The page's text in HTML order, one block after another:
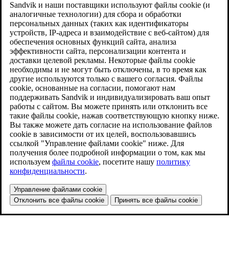
Sandvik и наши поставщики используют файлы cookie (и
аналогичные технологии) для сбора и обработки
персональных данных (таких как идентификаторы
устройств, IP-адреса и взаимодействие с веб-сайтом) для
обеспечения основных функций сайта, анализа
эффективности сайта, персонализации контента и
доставки целевой рекламы. Некоторые файлы cookie
необходимы и не могут быть отключены, в то время как
другие используются только с вашего согласия. Файлы
cookie, основанные на согласии, помогают нам
поддерживать Sandvik и индивидуализировать ваш опыт
работы с сайтом. Вы можете принять или отклонить все
такие файлы cookie, нажав соответствующую кнопку ниже.
Вы также можете дать согласие на использование файлов
cookie в зависимости от их целей, воспользовавшись
ссылкой "Управление файлами cookie" ниже. Для
получения более подробной информации о том, как мы
используем файлы cookie, посетите нашу политику
конфиденциальности.
Управление файлами cookie
Отклонить все файлы cookie
Принять все файлы cookie